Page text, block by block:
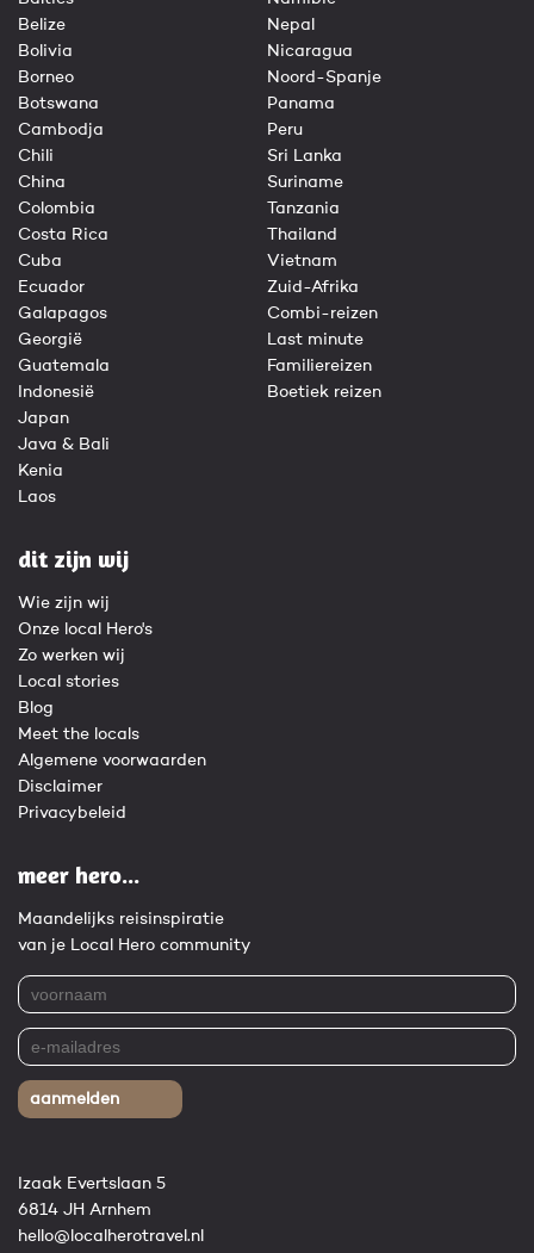
Belize
Bolivia
Borneo
Botswana
Cambodja
Chili
China
Colombia
Costa Rica
Cuba
Ecuador
Galapagos
Georgië
Guatemala
Indonesië
Japan
Java & Bali
Kenia
Laos
Nepal
Nicaragua
Noord-Spanje
Panama
Peru
Sri Lanka
Suriname
Tanzania
Thailand
Vietnam
Zuid-Afrika
Combi-reizen
Last minute
Familiereizen
Boetiek reizen
dit zijn wij
Wie zijn wij
Onze local Hero's
Zo werken wij
Local stories
Blog
Meet the locals
Algemene voorwaarden
Disclaimer
Privacybeleid
meer hero...
Maandelijks reisinspiratie
van je Local Hero community
aanmelden
Izaak Evertslaan 5
6814 JH Arnhem
hello@localherotravel.nl